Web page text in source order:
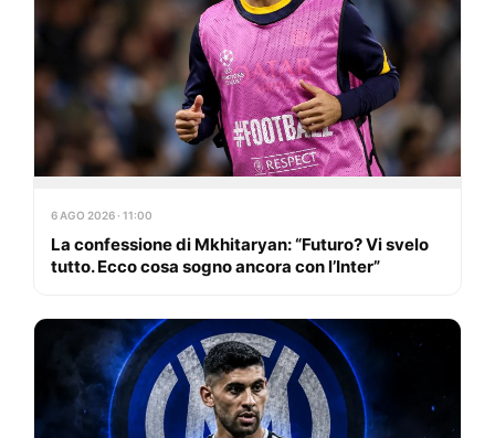
6 AGO 2026 · 11:00
La confessione di Mkhitaryan: “Futuro? Vi svelo
tutto. Ecco cosa sogno ancora con l’Inter”